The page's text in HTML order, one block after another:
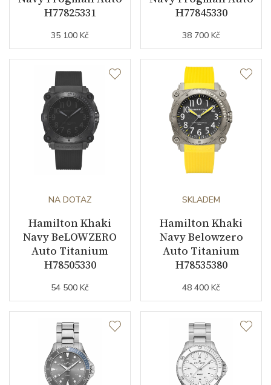
H77825331
35 100 Kč
H77845330
38 700 Kč
NA DOTAZ
Hamilton Khaki
Navy BeLOWZERO
Auto Titanium
H78505330
54 500 Kč
SKLADEM
Hamilton Khaki
Navy Belowzero
Auto Titanium
H78535380
48 400 Kč